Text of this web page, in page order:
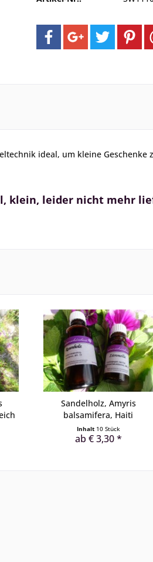
ideal, um kleine Geschenke
klein, leider nicht mehr
Sandelholz, Amyris
balsamifera, Haiti
Inhalt 10 Stück
ab € 3,30 *